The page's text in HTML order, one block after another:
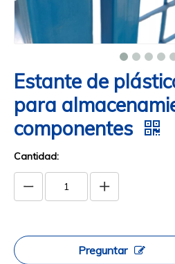
Estante de
para
componentes
Cantidad:
Preguntar